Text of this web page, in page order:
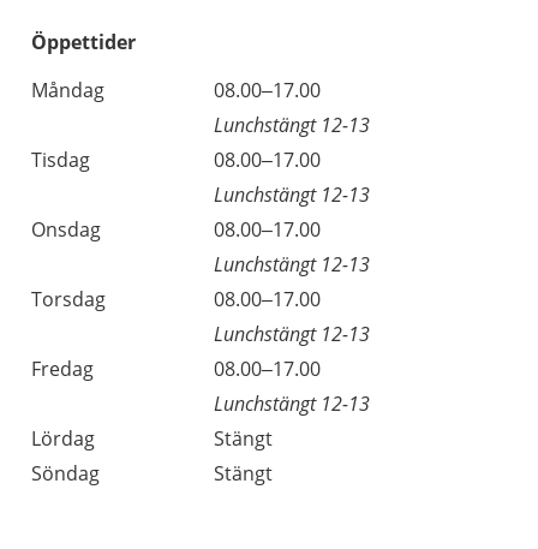
Öppettider
Dag
Öppettider
Kommentarer
Måndag
08.00–17.00
Lunchstängt 12-13
Tisdag
08.00–17.00
Lunchstängt 12-13
Onsdag
08.00–17.00
Lunchstängt 12-13
Torsdag
08.00–17.00
Lunchstängt 12-13
Fredag
08.00–17.00
Lunchstängt 12-13
Lördag
Stängt
Söndag
Stängt